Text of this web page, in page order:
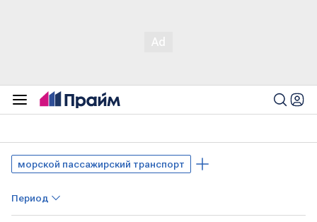
морской пассажирский транспорт
Период